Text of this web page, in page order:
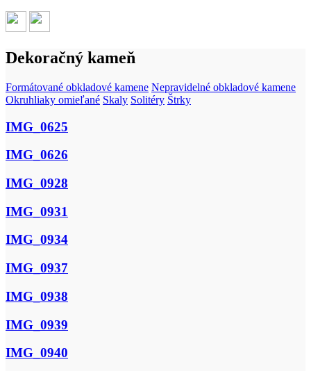
Dekoračný kameň
Formátované obkladové kamene Nepravidelné obkladové kamene
Okruhliaky omieľané Skaly Solitéry Štrky
IMG_0625
IMG_0626
IMG_0928
IMG_0931
IMG_0934
IMG_0937
IMG_0938
IMG_0939
IMG_0940